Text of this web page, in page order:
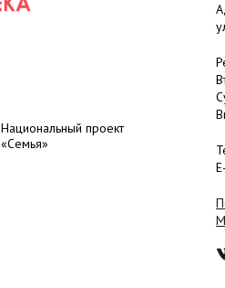
Национальный проект
«Семья»